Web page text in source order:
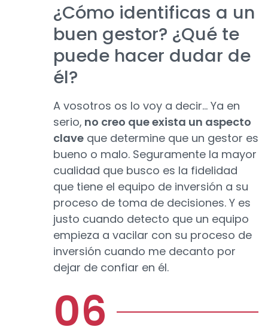
¿Cómo identificas a un
buen gestor? ¿Qué te
puede hacer dudar de
él?
A vosotros os lo voy a decir… Ya en
serio, no creo que exista un aspecto
clave que determine que un gestor es
bueno o malo. Seguramente la mayor
cualidad que busco es la fidelidad
que tiene el equipo de inversión a su
proceso de toma de decisiones. Y es
justo cuando detecto que un equipo
empieza a vacilar con su proceso de
inversión cuando me decanto por
dejar de confiar en él.